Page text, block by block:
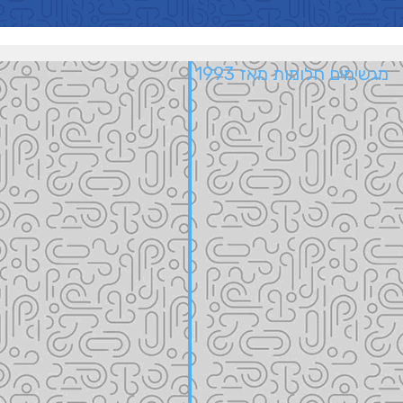
מגשימים חלומות מאז 1993